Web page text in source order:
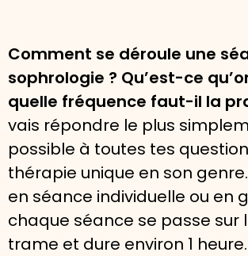
Comment se déroule une
sophrologie ? Qu’est-ce
quelle fréquence faut-il la
vais répondre le plus
possible à toutes tes
thérapie unique en son
en séance individuelle ou en
chaque séance se passe sur
trame et dure environ 1 heure.